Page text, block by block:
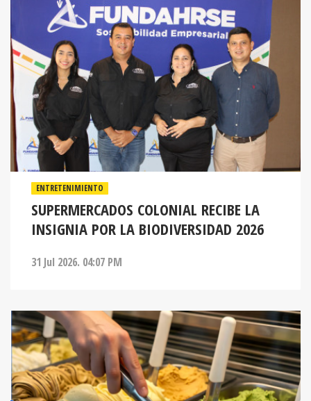
ENTRETENIMIENTO
SUPERMERCADOS COLONIAL RECIBE LA
INSIGNIA POR LA BIODIVERSIDAD 2026
31 Jul 2026. 04:07 PM